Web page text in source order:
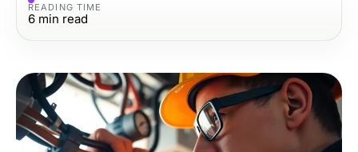
READING TIME
6 min read